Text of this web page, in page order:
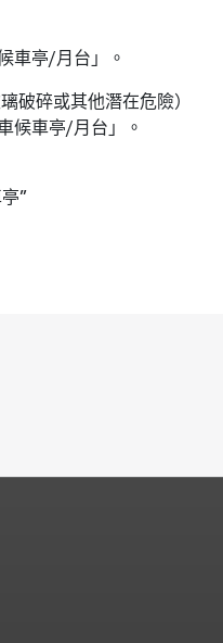
車亭/月台」。
破碎或其他潛在危險）
候車亭/月台」。
”